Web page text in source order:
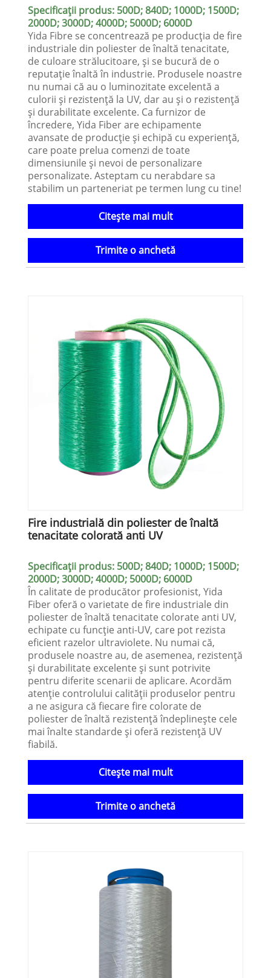
Specificații produs: 500D; 840D; 1000D; 1500D;
2000D; 3000D; 4000D; 5000D; 6000D
Yida Fibre se concentrează pe producția de fire
industriale din poliester de înaltă tenacitate,
de culoare strălucitoare, și se bucură de o
reputație înaltă în industrie. Produsele noastre
nu numai că au o luminozitate excelentă a
culorii și rezistență la UV, dar au și o rezistență
și durabilitate excelente. Ca furnizor de
încredere, Yida Fiber are echipamente
avansate de producție și echipă cu experiență,
care poate prelua comenzi de toate
dimensiunile și nevoi de personalizare
personalizate. Asteptam cu nerabdare sa
stabilim un parteneriat pe termen lung cu tine!
Citeşte mai mult
Trimite o anchetă
Fire industrială din poliester de înaltă
tenacitate colorată anti UV
Specificații produs: 500D; 840D; 1000D; 1500D;
2000D; 3000D; 4000D; 5000D; 6000D
În calitate de producător profesionist, Yida
Fiber oferă o varietate de fire industriale din
poliester de înaltă tenacitate colorate anti UV,
echipate cu funcție anti-UV, care pot rezista
eficient razelor ultraviolete. Nu numai că,
produsele noastre au, de asemenea, rezistență
și durabilitate excelente și sunt potrivite
pentru diferite scenarii de aplicare. Acordăm
atenție controlului calității produselor pentru
a ne asigura că fiecare fire colorate de
poliester de înaltă rezistență îndeplinește cele
mai înalte standarde și oferă rezistență UV
fiabilă.
Citeşte mai mult
Trimite o anchetă